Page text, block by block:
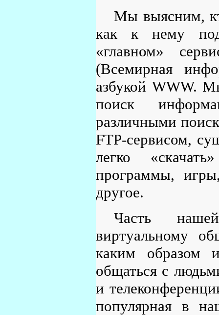
Мы выясним,
как к нему
«главном»
(Всемирная
азбукой WWW.
поиск
различными
FTP-сервисом,
легко
программы,
другое.
Часть
виртуальному
каким образом
общаться с
и
популярная в